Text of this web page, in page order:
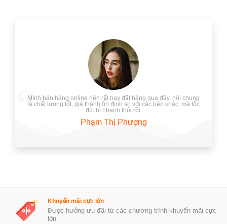
Mình bán hàng online nên rất hay đặt hàng qua đây, nói chung
là chất lượng tốt, giá thành ổn định so với các bên khác, mà tốc
độ thì nhanh thôi rồi.
Phạm Thị Phượng
Khuyến mãi cực lớn
Được hưởng ưu đãi từ các chương trình khuyến mãi cực
lớn